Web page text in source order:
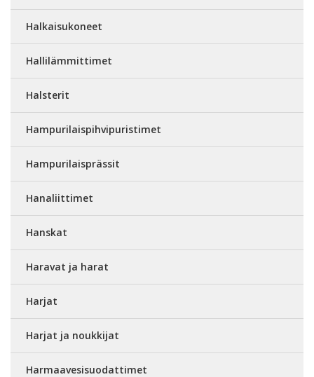
Halkaisukoneet
Hallilämmittimet
Halsterit
Hampurilaispihvipuristimet
Hampurilaisprässit
Hanaliittimet
Hanskat
Haravat ja harat
Harjat
Harjat ja noukkijat
Harmaavesisuodattimet